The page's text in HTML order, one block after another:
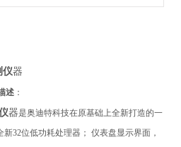
仪器
述：
器是奥迪特科技在原基础上全新打造的一
32位低功耗处理器； 仪表盘显示界面，